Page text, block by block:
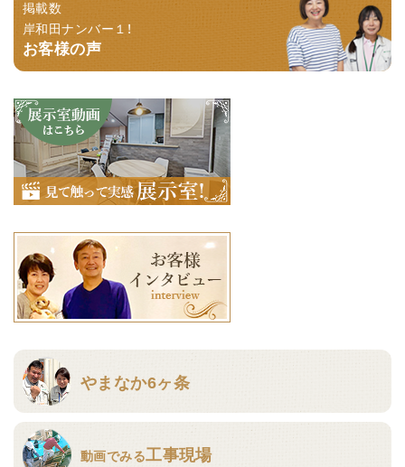
掲載数
岸和田ナンバー１！
お客様の声
やまなか6ヶ条
動画でみる工事現場